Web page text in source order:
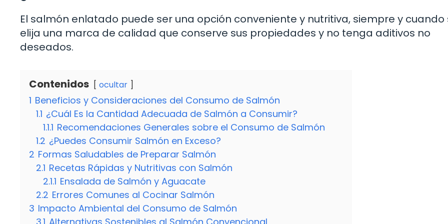
El salmón enlatado puede ser una opción conveniente y nutritiva, siempre y cuando
elija una marca de calidad que conserve sus propiedades y no tenga aditivos no
deseados.
Contenidos ocultar
1 Beneficios y Consideraciones del Consumo de Salmón
1.1 ¿Cuál Es la Cantidad Adecuada de Salmón a Consumir?
1.1.1 Recomendaciones Generales sobre el Consumo de Salmón
1.2 ¿Puedes Consumir Salmón en Exceso?
2 Formas Saludables de Preparar Salmón
2.1 Recetas Rápidas y Nutritivas con Salmón
2.1.1 Ensalada de Salmón y Aguacate
2.2 Errores Comunes al Cocinar Salmón
3 Impacto Ambiental del Consumo de Salmón